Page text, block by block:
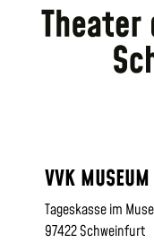
VVK MUSEUM
Tageskasse im
97422 Schweinfurt